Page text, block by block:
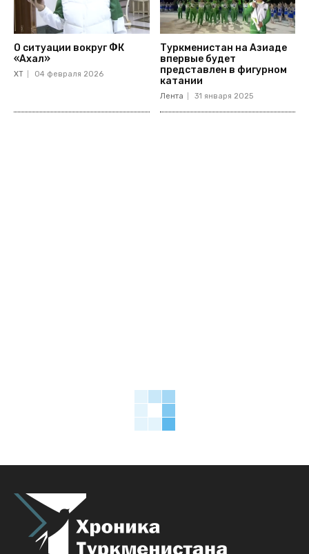
О ситуации вокруг ФК
«Ахал»
ХТ 04 февраля 2026
Туркменистан на Азиаде
впервые будет
представлен в фигурном
катании
Лента 31 января 2025